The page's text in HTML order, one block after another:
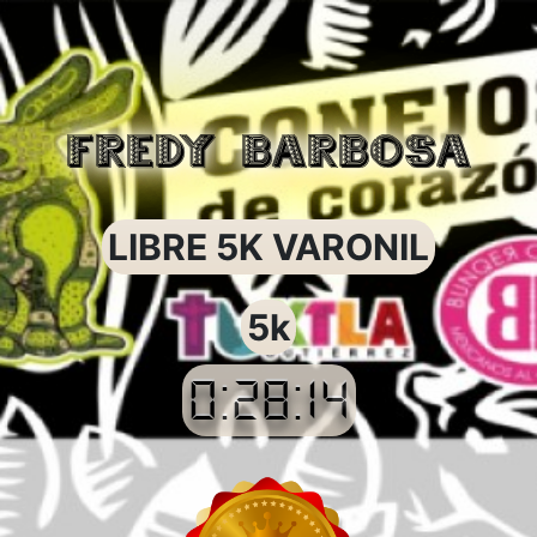
FREDY BARBOSA
LIBRE 5K VARONIL
5k
0:28:14